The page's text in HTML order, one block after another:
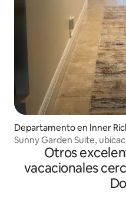
Departamento en Inner
Sunny Garden Suite,
Otros
vacacionales